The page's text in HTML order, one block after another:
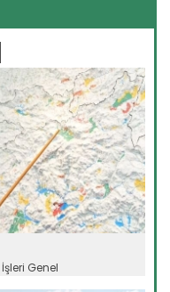
ayında
Genel